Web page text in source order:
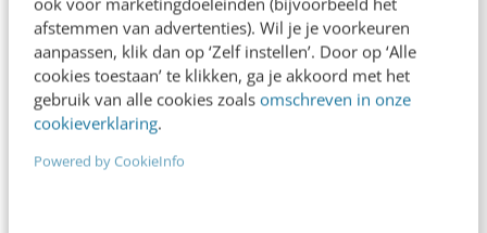
afstemmen van advertenties). Wil je je voorkeuren
aanpassen, klik dan op ‘Zelf instellen’. Door op ‘Alle
cookies toestaan’ te klikken, ga je akkoord met het
gebruik van alle cookies zoals omschreven in onze
cookieverklaring.
Powered by CookieInfo